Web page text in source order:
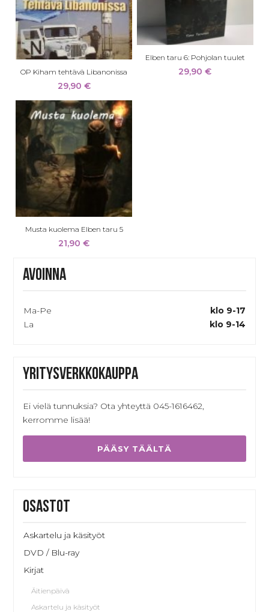
OP Kiham tehtävä Libanonissa
29,90 €
Elben taru 6: Pohjolan tuulet
29,90€
Musta kuolema Elben taru 5
21,90€
Avoinna
Ma-Pe
klo 9-17
La
klo 9-14
Yritysverkkokauppa
Ei vielä tunnuksia? Ota yhteyttä 045-1616462,
kerromme lisää!
PÄÄSY TÄÄLTÄ
Osastot
Askartelu ja käsityöt
DVD / Blu-ray
Kirjat
Äitienpäivä
Askartelu ja käsityöt